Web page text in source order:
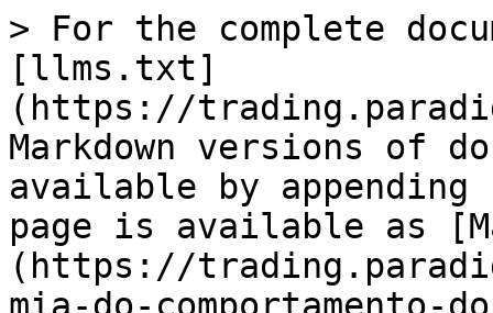
> For the complete
[llms.txt]
(https://
Markdown versions of
available by
page is available as
(https://